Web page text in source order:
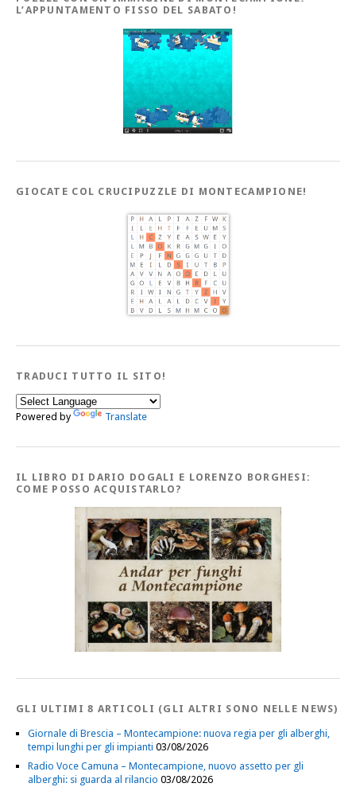
L’APPUNTAMENTO FISSO DEL SABATO!
GIOCATE COL CRUCIPUZZLE DI MONTECAMPIONE!
TRADUCI TUTTO IL SITO!
Powered by Translate
IL LIBRO DI DARIO DOGALI E LORENZO BORGHESI:
COME POSSO ACQUISTARLO?
GLI ULTIMI 8 ARTICOLI (GLI ALTRI SONO NELLE NEWS)
Giornale di Brescia – Montecampione: nuova regia per gli alberghi,
tempi lunghi per gli impianti 03/08/2026
Radio Voce Camuna – Montecampione, nuovo assetto per gli
alberghi: si guarda al rilancio 03/08/2026